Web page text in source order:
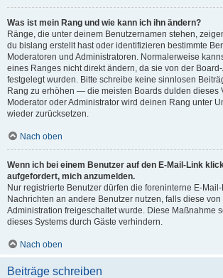
Was ist mein Rang und wie kann ich ihn ändern?
Ränge, die unter deinem Benutzernamen stehen,
du bislang erstellt hast oder identifizieren bestimmte
Moderatoren und Administratoren. Normalerweise
eines Ranges nicht direkt ändern, da sie von der
festgelegt wurden. Bitte schreibe keine sinnlosen
Rang zu erhöhen — die meisten Boards dulden dieses
Moderator oder Administrator wird deinen Rang unter
wieder zurücksetzen.
Nach oben
Wenn ich bei einem Benutzer auf den E-Mail-Link
aufgefordert, mich anzumelden.
Nur registrierte Benutzer dürfen die foreninterne E-
Nachrichten an andere Benutzer nutzen, falls diese
Administration freigeschaltet wurde. Diese Maßnahme
dieses Systems durch Gäste verhindern.
Nach oben
Beiträge schreiben